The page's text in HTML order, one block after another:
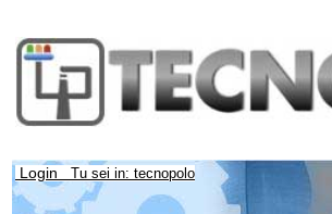
Login Tu sei in: tecnopolo